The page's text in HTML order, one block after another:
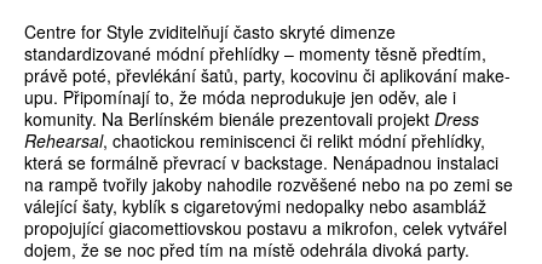
Centre for Style zviditelňují často skryté dimenze
standardizované módní přehlídky – momenty těsně předtím,
právě poté, převlékání šatů, party, kocovinu či aplikování make-
upu. Připomínají to, že móda neprodukuje jen oděv, ale i
komunity. Na Berlínském bienále prezentovali projekt Dress
Rehearsal, chaotickou reminiscenci či relikt módní přehlídky,
která se formálně převrací v backstage. Nenápadnou instalaci
na rampě tvořily jakoby nahodile rozvěšené nebo na po zemi se
válející šaty, kyblík s cigaretovými nedopalky nebo asambláž
propojující giacomettiovskou postavu a mikrofon, celek vytvářel
dojem, že se noc před tím na místě odehrála divoká party.